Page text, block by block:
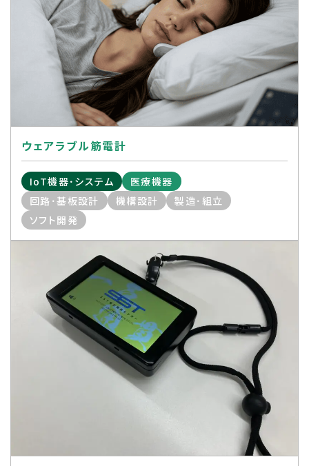
ウェアラブル筋電計
IoT機器･システム
医療機器
回路･基板設計
機構設計
製造･組立
ソフト開発